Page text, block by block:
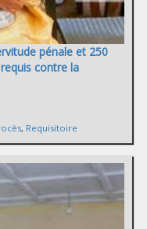
pénale et 250
contre la
, Requisitoire